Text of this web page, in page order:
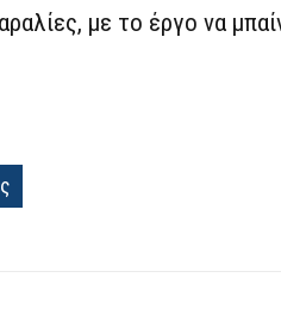
με το έργο να